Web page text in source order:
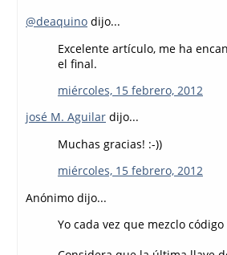
@deaquino dijo...
Excelente artículo, me ha
el final.
miércoles, 15 febrero, 2012
josé M. Aguilar dijo...
Muchas gracias! :-))
miércoles, 15 febrero, 2012
Anónimo dijo...
Yo cada vez que mezclo